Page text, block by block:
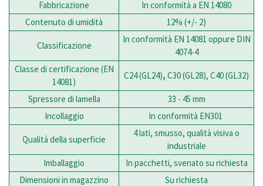
Fabbricazione
In conformità a EN 14080
Contenuto di umidità
12% (+/- 2)
Classificazione
In conformità EN 14081 oppure DIN
4074-4
Classe di certificazione (EN
14081)
C24 (GL24), C30 (GL28), C40 (GL32)
Spressore di lamella
33 - 45 mm
Incollaggio
In conformità EN301
Qualità della superficie
4 lati, smusso, qualità visiva o
industriale
Imballaggio
In pacchetti, svenato su richiesta
Dimensioni in magazzino
Su richiesta